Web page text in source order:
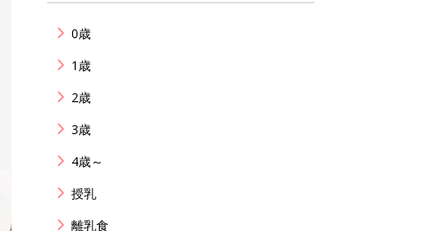
0歳
1歳
2歳
3歳
4歳～
授乳
離乳食